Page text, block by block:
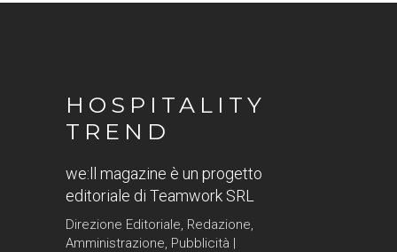
HOSPITALITY
TREND
we:ll magazine è un progetto
editoriale di Teamwork SRL
Direzione Editoriale, Redazione,
Amministrazione, Pubblicità |